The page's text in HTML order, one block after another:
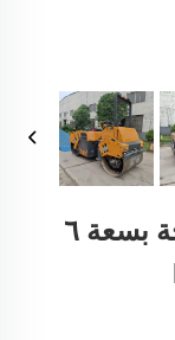
أسطوانة الاهتزاز المزدوجة بسعة ٦